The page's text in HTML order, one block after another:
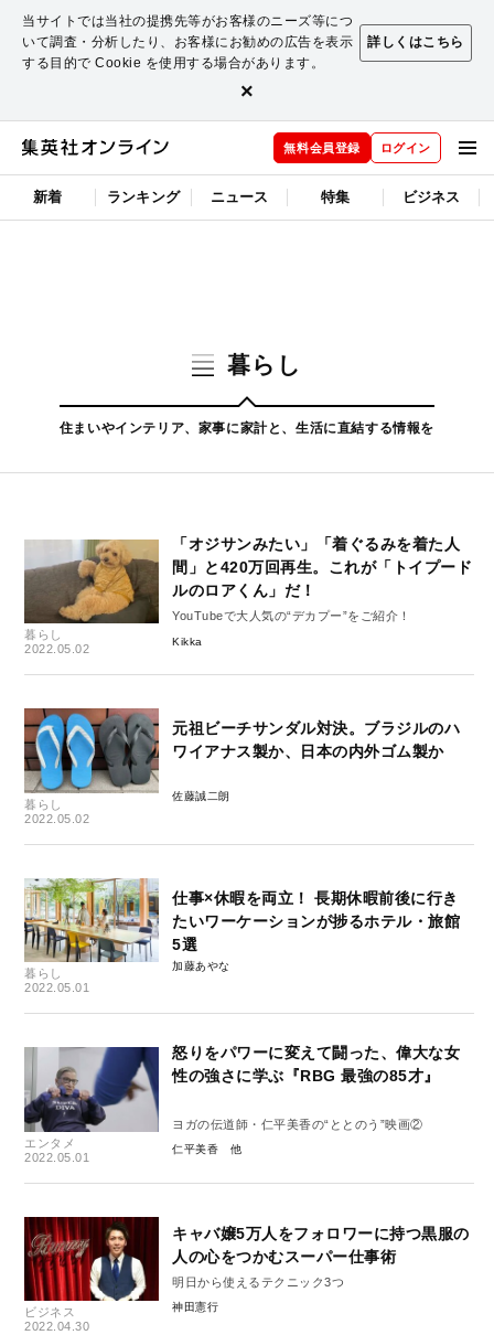
当サイトでは当社の提携先等がお客様のニーズ等につ
いて調査・分析したり、お客様にお勧めの広告を表示
する目的で Cookie を使用する場合があります。
詳しくはこちら
×
無料会員登録 ログイン
新着 ランキング ニュース 特集 ビジネス
暮らし
住まいやインテリア、家事に家計と、生活に直結する情報を
暮らし
2022.05.02
「オジサンみたい」「着ぐるみを着た人
間」と420万回再生。これが「トイプード
ルのロアくん」だ！
YouTubeで大人気の“デカプー”をご紹介！
Kikka
暮らし
2022.05.02
元祖ビーチサンダル対決。ブラジルのハ
ワイアナス製か、日本の内外ゴム製か
佐藤誠二朗
暮らし
2022.05.01
仕事×休暇を両立！ 長期休暇前後に行き
たいワーケーションが捗るホテル・旅館
5選
加藤あやな
エンタメ
2022.05.01
怒りをパワーに変えて闘った、偉大な女
性の強さに学ぶ『RBG 最強の85才』
ヨガの伝道師・仁平美香の“ととのう”映画②
仁平美香
ビジネス
2022.04.30
キャバ嬢5万人をフォロワーに持つ黒服の
人の心をつかむスーパー仕事術
明日から使えるテクニック3つ
神田憲行